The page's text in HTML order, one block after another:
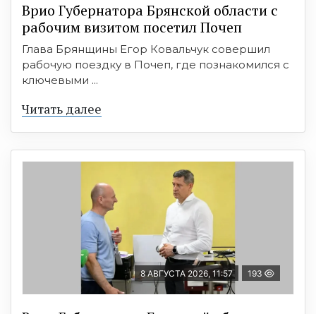
Врио Губернатора Брянской области с
рабочим визитом посетил Почеп
Глава Брянщины Егор Ковальчук совершил
рабочую поездку в Почеп, где познакомился с
ключевыми ...
Читать далее
8 АВГУСТА 2026, 11:57 193